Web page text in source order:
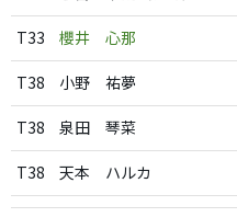
T33 櫻井 心那
T38 小野 祐夢
T38 泉田 琴菜
T38 天本 ハルカ